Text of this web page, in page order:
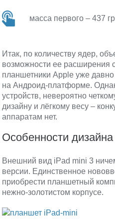
масса первого – 437
Итак, по количеству ядер,
возможности ее расширения
планшетники Apple уже
на Андроид-платформе.
устройств, невероятно
дизайну и лёгкому весу –
аппаратам нет.
Особенности
Внешний вид iPad mini 3
версии. Единственное
приобрести планшетный
нежно-золотистом корпусе.